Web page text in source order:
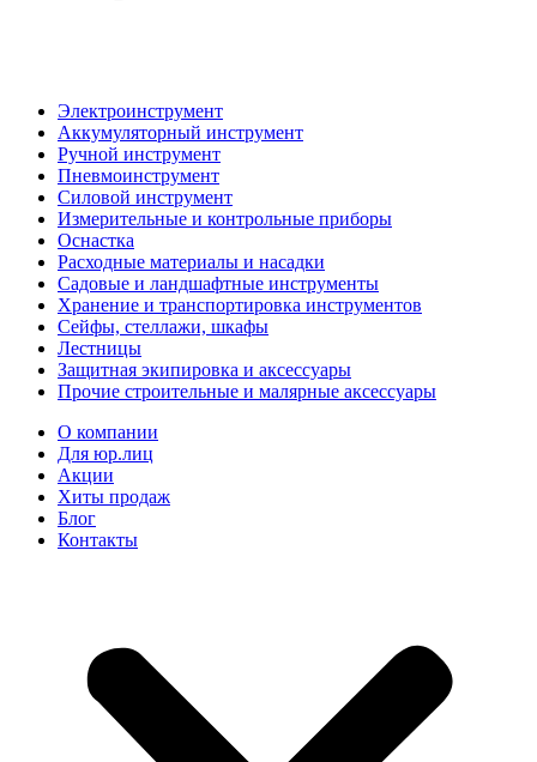
Электроинструмент
Аккумуляторный инструмент
Ручной инструмент
Пневмоинструмент
Силовой инструмент
Измерительные и контрольные приборы
Оснастка
Расходные материалы и насадки
Садовые и ландшафтные инструменты
Хранение и транспортировка инструментов
Сейфы, стеллажи, шкафы
Лестницы
Защитная экипировка и аксессуары
Прочие строительные и малярные аксессуары
О компании
Для юр.лиц
Акции
Хиты продаж
Блог
Контакты